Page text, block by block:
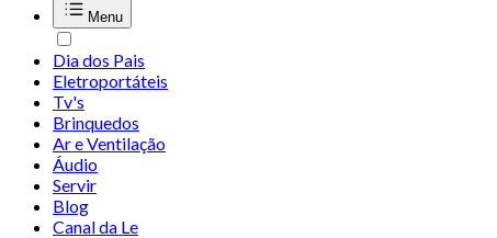
Menu
Dia dos Pais
Eletroportáteis
Tv's
Brinquedos
Ar e Ventilação
Áudio
Servir
Blog
Canal da Le